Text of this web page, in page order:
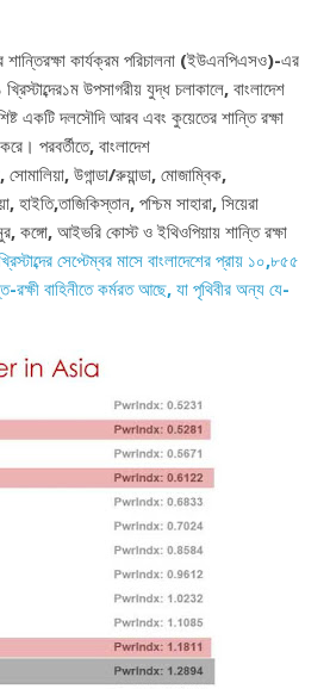
শান্তিরক্ষা কার্যক্রম পরিচালনা (ইউএনপিএসও)-এর
উপসাগরীয় যুদ্ধ চলাকালে, বাংলাদেশ
একটি দলসৌদি আরব এবং কুয়েতের শান্তি রক্ষা
পরবর্তীতে, বাংলাদেশ
সোমালিয়া, উগান্ডা/রুয়ান্ডা, মোজাম্বিক,
হাইতি,তাজিকিস্তান, পশ্চিম সাহারা, সিয়েরা
কঙ্গো, আইভরি কোস্ট ও ইথিওপিয়ায় শান্তি রক্ষা
সেপ্টেম্বর মাসে বাংলাদেশের প্রায় ১০,৮৫৫
রক্ষী বাহিনীতে কর্মরত আছে, যা পৃথিবীর অন্য যে-